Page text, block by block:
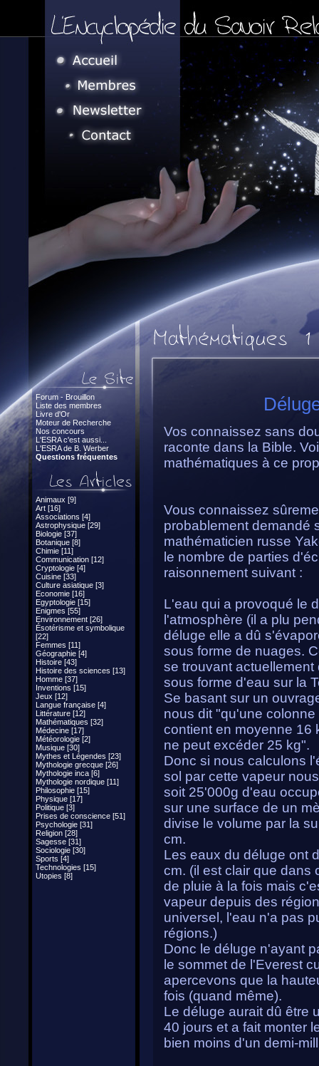
Forum - Brouillon
Liste des membres
Livre d'Or
Moteur de Recherche
Nos concours
L'ESRA c'est aussi...
L'ESRA de B. Werber
Questions fréquentes
Animaux [9]
Art [16]
Associations [4]
Astrophysique [29]
Biologie [37]
Botanique [8]
Chimie [11]
Communication [12]
Cryptologie [4]
Cuisine [33]
Culture asiatique [3]
Economie [16]
Egyptologie [15]
Enigmes [55]
Environnement [26]
Ésotérisme et symbolique
[22]
Femmes [11]
Géographie [4]
Histoire [43]
Histoire des sciences [13]
Homme [37]
Inventions [15]
Jeux [12]
Langue française [4]
Littérature [12]
Mathématiques [32]
Médecine [17]
Météorologie [2]
Musique [30]
Mythes et Légendes [23]
Mythologie grecque [26]
Mythologie inca [6]
Mythologie nordique [11]
Philosophie [15]
Physique [17]
Politique [3]
Prises de conscience [51]
Psychologie [31]
Religion [28]
Sagesse [31]
Sociologie [30]
Sports [4]
Technologies [15]
Utopies [8]
Vos connaissez sans
raconte dans la Bible.
mathématiques à ce
Vous connaissez
probablement demandé
mathématicien russe
le nombre de parties
raisonnement suivant :
L'eau qui a provoqué le
l'atmosphère (il a plu
déluge elle a dû
sous forme de nuages.
se trouvant
sous forme d'eau sur la
Se basant sur un
nous dit "qu'une
contient en moyenne 16
ne peut excéder 25 kg".
Donc si nous calculons
sol par cette vapeur
soit 25'000g d'eau
sur une surface de un
divise le volume par la
cm.
Les eaux du déluge ont
cm. (il est clair que dans
de pluie à la fois mais
vapeur depuis des
universel, l'eau n'a pas
régions.)
Donc le déluge n'ayant
le sommet de l'Everest
apercevons que la
fois (quand même).
Le déluge aurait dû être
40 jours et a fait monter
bien moins d'un demi-